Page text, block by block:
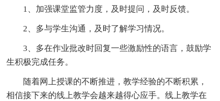
1、加强课堂监管力度，及时提问，及时反馈。
2、多与学生沟通，及时了解学习情况。
3、多在作业批改时回复一些激励性的语言，鼓励学
生积极完成任务。
随着网上授课的不断推进，教学经验的不断积累，
相信接下来的线上教学会越来越得心应手。线上教学在